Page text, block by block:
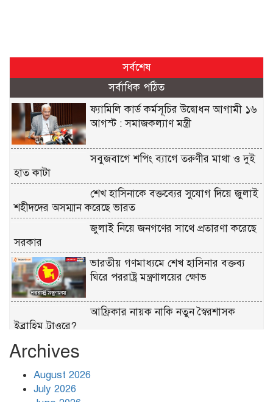
সর্বশেষ
সর্বাধিক পঠিত
ফ্যামিলি কার্ড কর্মসূচির উদ্বোধন আগামী ১৬
আগস্ট : সমাজকল্যাণ মন্ত্রী
সবুজবাগে শপিং ব্যাগে তরুণীর মাথা ও দুই
হাত কাটা
শেখ হাসিনাকে বক্তব্যের সুযোগ দিয়ে জুলাই
শহীদদের অসম্মান করেছে ভারত
জুলাই নিয়ে জনগণের সাথে প্রতারণা করেছে
সরকার
ভারতীয় গণমাধ্যমে শেখ হাসিনার বক্তব্য
ঘিরে পররাষ্ট্র মন্ত্রণালয়ের ক্ষোভ
আফ্রিকার নায়ক নাকি নতুন স্বৈরশাসক
ইব্রাহিম ট্রাওরে?
Archives
August 2026
July 2026